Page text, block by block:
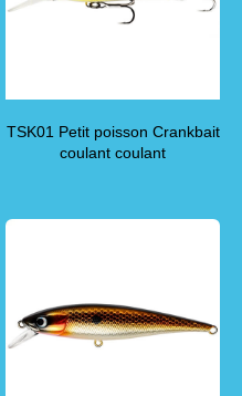
TSK01 Petit poisson Crankbait
coulant coulant